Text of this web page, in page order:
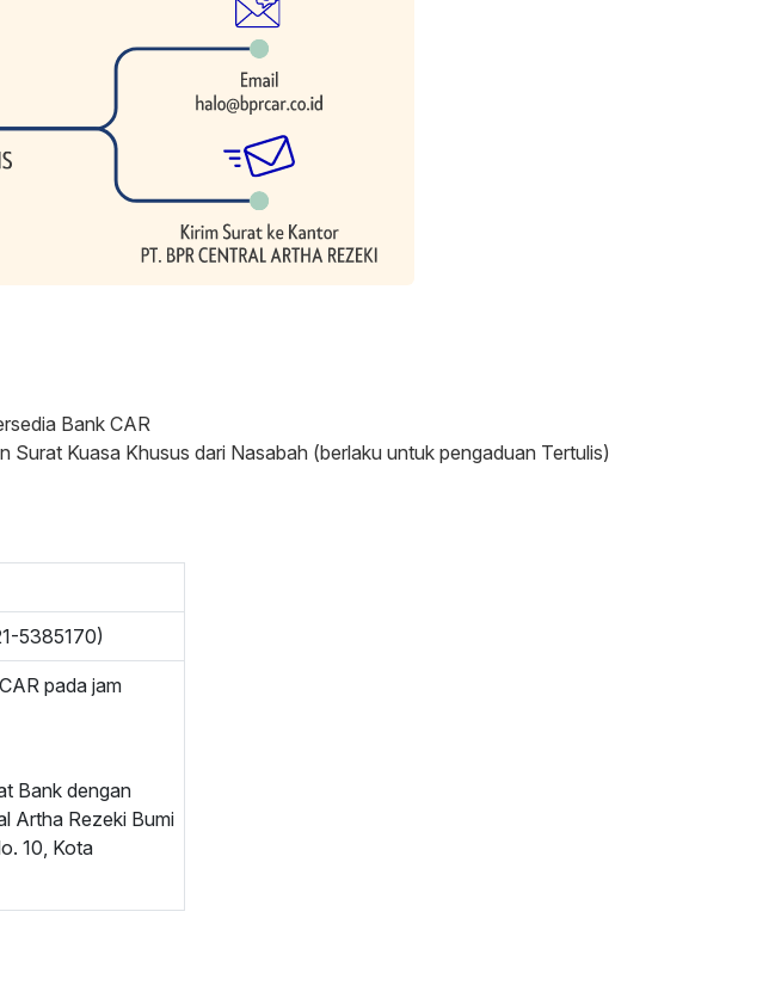
Bank CAR
Kuasa Khusus dari Nasabah (berlaku untuk pengaduan Tertulis)
5385170)
pada jam
Bank dengan
Artha Rezeki Bumi
10, Kota